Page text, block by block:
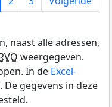
naast alle adressen,
weergegeven.
In de Excel-
gegevens in deze